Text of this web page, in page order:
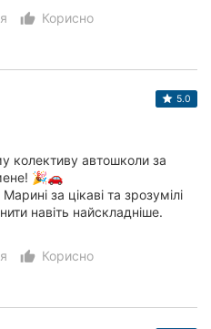
thumb_up_alt
Корисно
5.0
колективу автошколи за
🎉🚗
за цікаві та зрозумілі
навіть найскладніше.
Володимиру Ана...
thumb_up_alt
Корисно